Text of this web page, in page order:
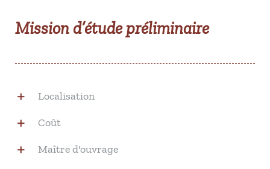
Mission d’étude préliminaire
Localisation
Coût
Maître d'ouvrage